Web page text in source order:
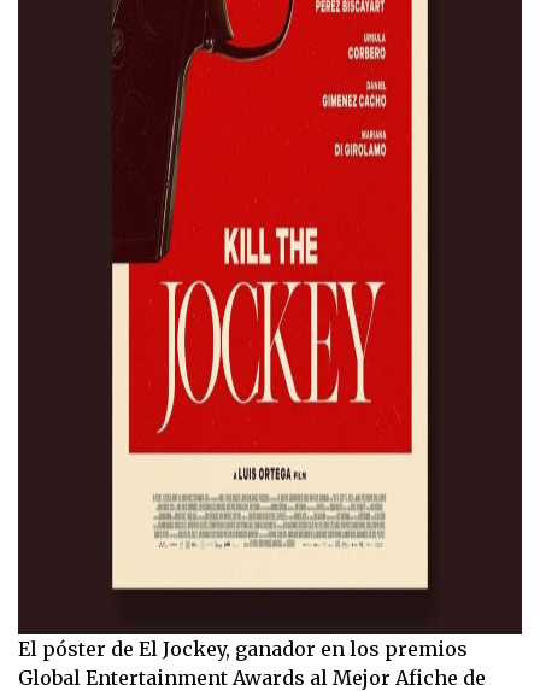
El póster de El Jockey, ganador en los premios
Global Entertainment Awards al Mejor Afiche de